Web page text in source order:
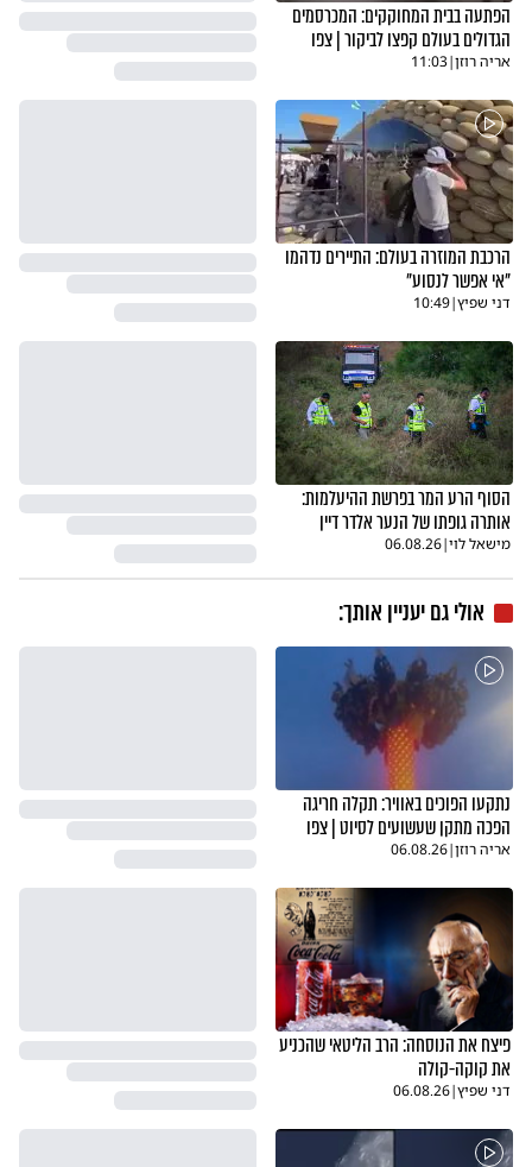
הפתעה בבית המחוקקים: המכרסמים
הגדולים בעולם קפצו לביקור | צפו
אריה רוזן|
11:03
הרכבת המוזרה בעולם: התיירים נדהמו
"אי אפשר לנסוע"
דני שפיץ|
10:49
הסוף הרע המר בפרשת ההיעלמות:
אותרה גופתו של הנער אלדר דיין
מישאל לוי|
06.08.26
אולי גם יעניין אותך:
נתקעו הפוכים באוויר: תקלה חריגה
הפכה מתקן שעשועים לסיוט | צפו
אריה רוזן|
06.08.26
פיצח את הנוסחה: הרב הליטאי שהכניע
את קוקה-קולה
דני שפיץ|
06.08.26